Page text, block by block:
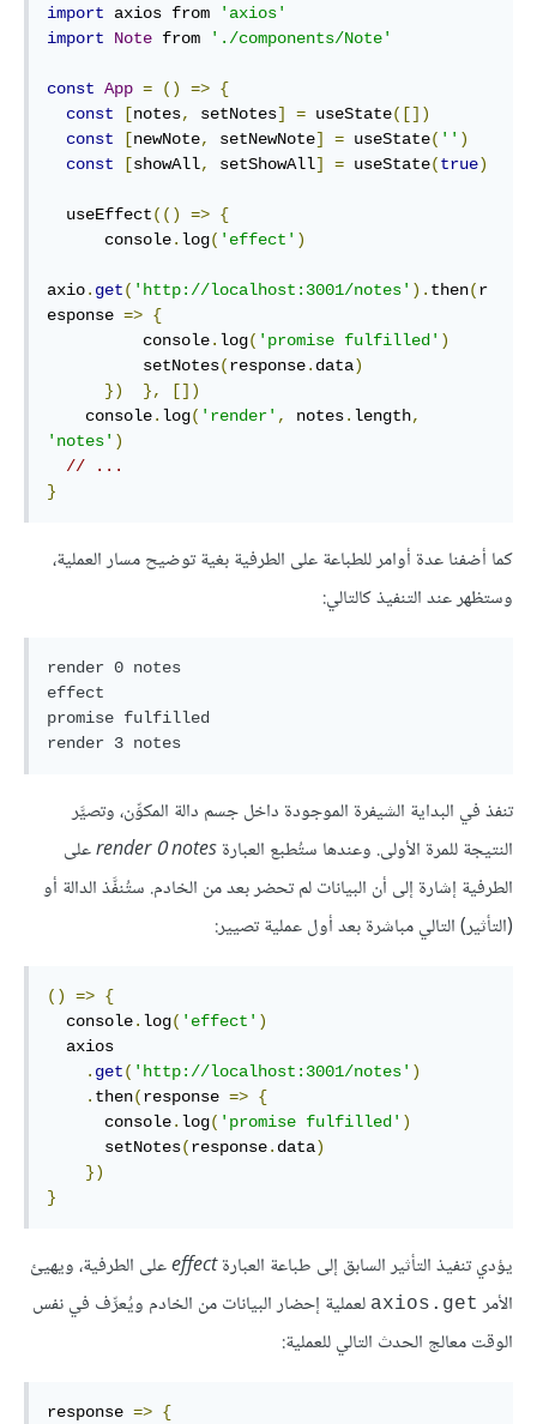
import axios from
'axios'
import
Note from './components/Note'
const App = () => {
const
[notes, setNotes] = useState([])
const
[newNote, setNewNote] = useState( '' )
const
[showAll, setShowAll] = useState(true)
  useEffect
(() => {
      console
. log( 'effect' )
axio. get( 'http://localhost:3001/notes' ). then(r
esponse => {
          console
. log( 'promise fulfilled' )
          setNotes
(response. data)
})
},
[])
    console
. log( 'render' , notes. length,
'notes' )
// ...
}
كما أضفنا عدة أوامر للطباعة على الطرفية بغية توضيح مسار العملية،
وستظهر عند التنفيذ كالتالي:
render 0 notes
effect
promise fulfilled
تنفذ في البداية الشيفرة الموجودة داخل جسم دالة المكوِّن، وتصيَّر
النتيجة للمرة الأولى. وعندها ستُطبع العبارةrender 0 notesعلى
الطرفية إشارة إلى أن البيانات لم تحضر بعد من الخادم. ستُنفَّذ الدالة أو
(التأثير) التالي مباشرة بعد أول عملية تصيير:
() => {
  console
. log( 'effect' )
. get( 'http://localhost:3001/notes' )
. then(response => {
      console
. log( 'promise fulfilled' )
      setNotes
(response. data)
})
}
يؤدي تنفيذ التأثير السابق إلى طباعة العبارةeffectعلى الطرفية، ويهيئ
الأمر axios.get لعملية إحضار البيانات من الخادم ويُعرِّف في نفس
الوقت معالج الحدث التالي للعملية:
response => {